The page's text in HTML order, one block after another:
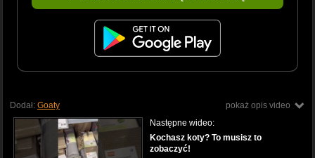
pokaż opis video
Dodał: Goaty
Następne wideo:
Kochasz koty? To musisz to
zobaczyć!